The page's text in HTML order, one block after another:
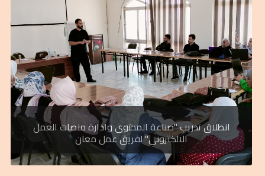
انطلاق تدريب "صناعة المحتوى وادارة منصات العمل
الالكتروني" لفريق عمل معان
خبر
اطلقت هيئة شباب كلنا الاردن الذراع الشبابي
لصندوق الملك عبدالله الثاني للتنمية برنامج
تدريبي متكامل في مجالات "صناعة المحتوى
وادارة منصات العمل الالكتروني، والتجارة
الالكترونية، والتسويق الالكتروني" لفريق عمل
محافظة معان وذلك ضمن سعي الهيئة
للإستثمار في طاقات الشباب الأردني.